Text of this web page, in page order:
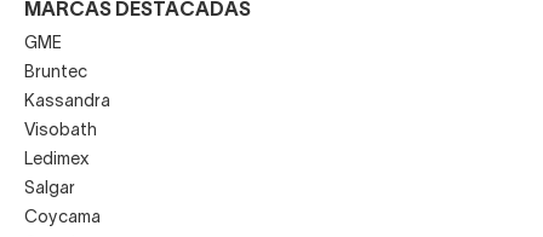
MARCAS DESTACADAS
GME
Bruntec
Kassandra
Visobath
Ledimex
Salgar
Coycama